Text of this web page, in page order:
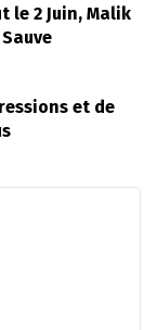
le 2 Juin, Malik
et de